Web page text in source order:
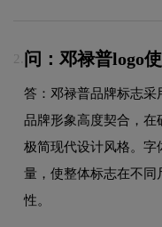
2. 问：邓禄普logo
答：邓禄普品牌标志采
品牌形象高度契合，在
极简现代设计风格。字
量，使整体标志在不同
性。